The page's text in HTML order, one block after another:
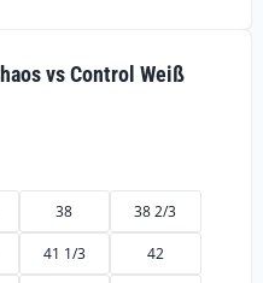
vs Control Weiß
38 38 2/3
41 1/3 42